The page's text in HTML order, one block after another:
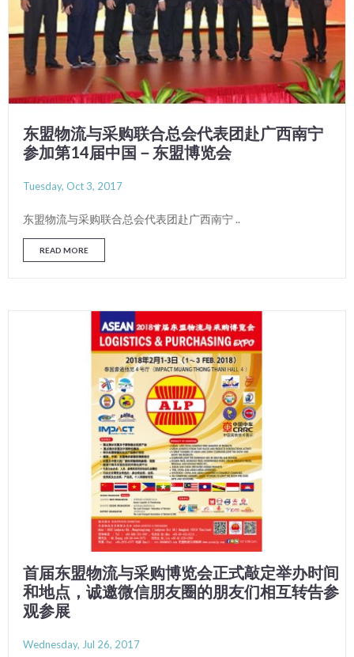
东盟物流与采购联合总会代表团赴广西南宁
参加第14届中国－东盟博览会
Tuesday, Oct 3, 2017
东盟物流与采购联合总会代表团赴广西南宁 ..
READ MORE
首届东盟物流与采购博览会正式敲定举办时间
和地点，诚邀微信朋友圈的朋友们相互转告参
观参展
Wednesday, Jul 26, 2017